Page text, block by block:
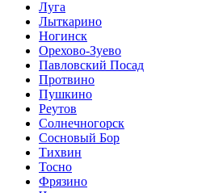
Луга
Лыткарино
Ногинск
Орехово-Зуево
Павловский Посад
Протвино
Пушкино
Реутов
Солнечногорск
Сосновый Бор
Тихвин
Тосно
Фрязино